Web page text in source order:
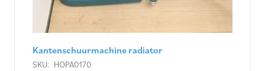
Kantenschuurmachine radiator
SKU: HOPA0170